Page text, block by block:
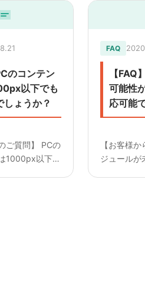
のコンテン
以下でも
しょうか？
ご質問】 PCの
1000px以下
FAQ
【FAQ
可能性
応可能
【お客様
ジュールが